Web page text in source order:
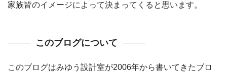
家族皆のイメージによって決まってくると思います。
このブログについて
このブログはみゆう設計室が2006年から書いてきたブロ